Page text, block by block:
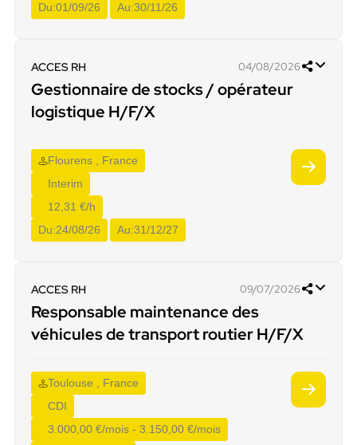
Du:01/09/26 Au:30/11/26
ACCES RH 04/08/2026
Gestionnaire de stocks / opérateur
logistique H/F/X
Flourens , France
Interim
12,31 €/h
Du:24/08/26 Au:31/12/27
ACCES RH 09/07/2026
Responsable maintenance des
véhicules de transport routier H/F/X
Toulouse , France
CDI
3.000,00 €/mois - 3.150,00 €/mois